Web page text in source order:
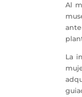
Al
La